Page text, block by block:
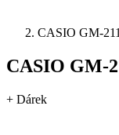
CASIO GM-
CASIO GM-
+ Dárek